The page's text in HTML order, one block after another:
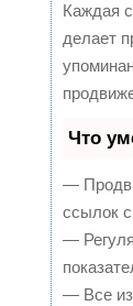
Каждая
делает
Что
—
ссылок
—
— Все